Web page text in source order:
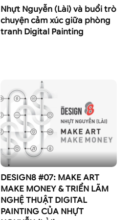
Nhựt Nguyễn (Lài) và buổi trò
chuyện cảm xúc giữa phòng
tranh Digital Painting
DESIGN8 #07: MAKE ART
MAKE MONEY & TRIỂN LÃM
NGHỆ THUẬT DIGITAL
PAINTING CỦA NHỰT